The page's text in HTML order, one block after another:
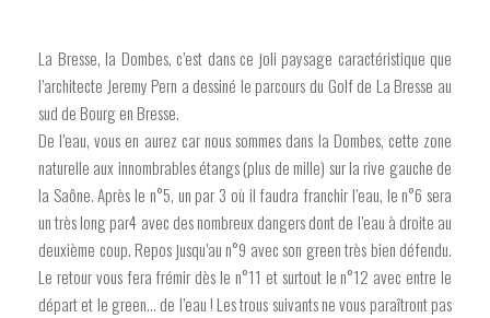
La Bresse, la Dombes, c’est dans ce joli paysage caractéristique que
l’architecte Jeremy Pern a dessiné le parcours du Golf de La Bresse au
sud de Bourg en Bresse.
De l’eau, vous en aurez car nous sommes dans la Dombes, cette zone
naturelle aux innombrables étangs (plus de mille) sur la rive gauche de
la Saône. Après le n°5, un par 3 où il faudra franchir l’eau, le n°6 sera
un très long par4 avec des nombreux dangers dont de l’eau à droite au
deuxième coup. Repos jusqu’au n°9 avec son green très bien défendu.
Le retour vous fera frémir dès le n°11 et surtout le n°12 avec entre le
départ et le green… de l’eau ! Les trous suivants ne vous paraîtront pas